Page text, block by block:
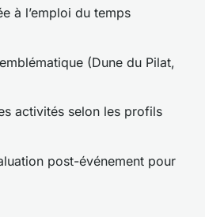
à l’emploi du temps
(Dune du Pilat,
activités selon les profils
post-événement pour